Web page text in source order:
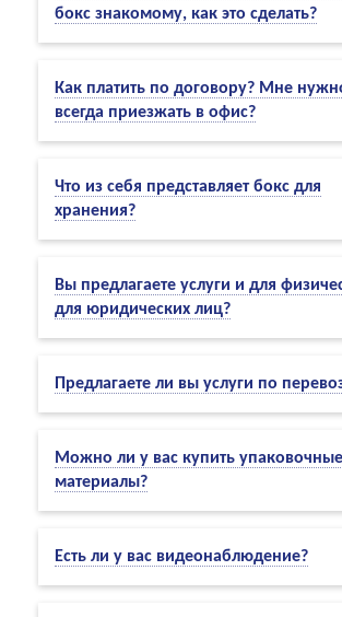
бокс знакомому, как это сделать?
Как платить по договору? Мне
всегда приезжать в офис?
Что из себя представляет бокс для
хранения?
Вы предлагаете услуги и для
для юридических лиц?
Предлагаете ли вы услуги по
Можно ли у вас купить упаковочные
материалы?
Есть ли у вас видеонаблюдение?